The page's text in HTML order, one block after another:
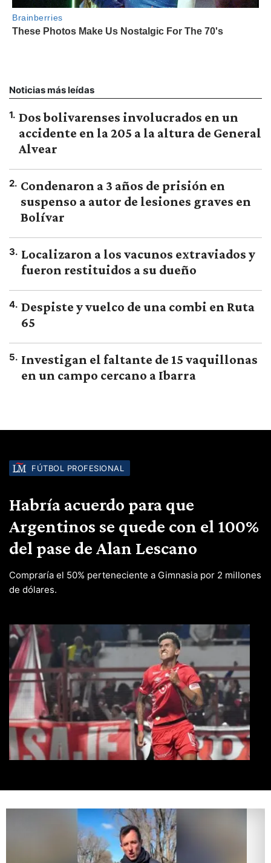
Noticias más leídas
1. Dos bolivarenses involucrados en un
accidente en la 205 a la altura de General
Alvear
2. Condenaron a 3 años de prisión en
suspenso a autor de lesiones graves en
Bolívar
3. Localizaron a los vacunos extraviados y
fueron restituidos a su dueño
4. Despiste y vuelco de una combi en Ruta
65
5. Investigan el faltante de 15 vaquillonas
en un campo cercano a Ibarra
FÚTBOL PROFESIONAL
Habría acuerdo para que
Argentinos se quede con el 100%
del pase de Alan Lescano
Compraría el 50% perteneciente a Gimnasia por 2 millones
de dólares.